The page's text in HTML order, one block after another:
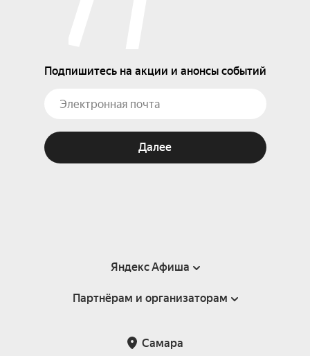
Подпишитесь на акции и анонсы событий
Далее
Яндекс Афиша
Справка
Подарочные сертификаты
Партнёрам и организаторам
Самара